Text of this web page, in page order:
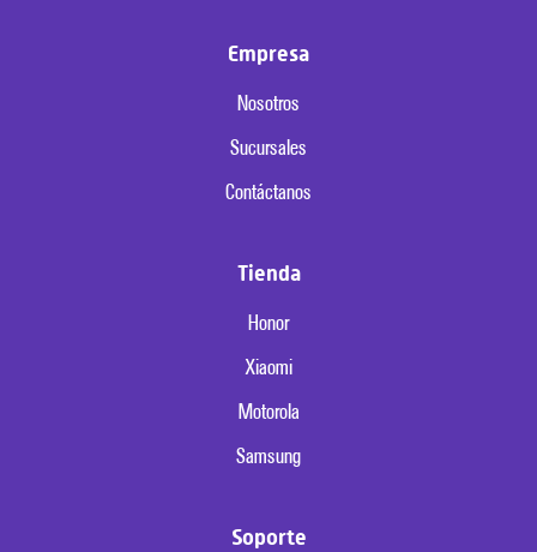
Empresa
Nosotros
Sucursales
Contáctanos
Tienda
Honor
Xiaomi
Motorola
Samsung
Soporte